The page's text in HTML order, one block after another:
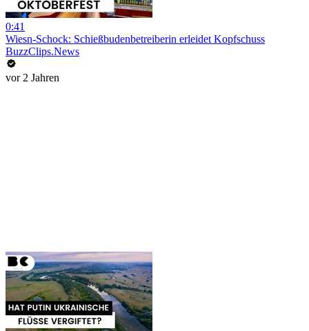
0:41
Wiesn-Schock: Schießbudenbetreiberin erleidet Kopfschuss
BuzzClips.News
vor 2 Jahren